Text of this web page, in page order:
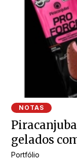
NOTAS
gelados
Portfólio